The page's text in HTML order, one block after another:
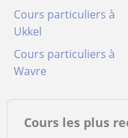
Cours particuliers à
Ukkel
Cours particuliers à
Wavre
Cours les plus